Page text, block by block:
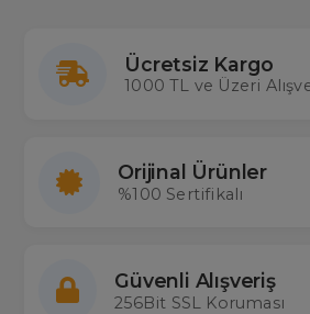
Ücretsiz Kargo
1000 TL ve Üzeri
Orijinal Ürünler
%100 Sertifikalı
Güvenli Alışveriş
256Bit SSL Koruması